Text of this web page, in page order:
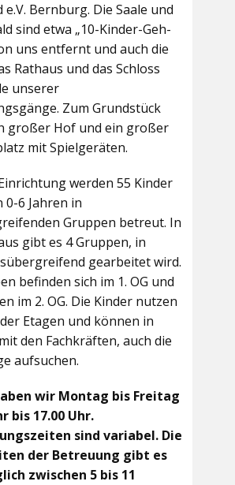
e.V. Bernburg. Die Saale und
sind etwa „10-Kinder-Geh-
uns entfernt und auch die
Rathaus und das Schloss
unserer
Zum Grundstück
großer Hof und ein großer
mit Spielgeräten.
werden 55 Kinder
0-6 Jahren in
Gruppen betreut. In
gibt es 4 Gruppen, in
gearbeitet wird.
befinden sich im 1. OG und
im 2. OG. Die Kinder nutzen
Etagen und können in
den Fachkräften, auch die
aufsuchen.
wir Montag bis Freitag
bis 17.00 Uhr.
sind variabel. Die
der Betreuung gibt es
zwischen 5 bis 11